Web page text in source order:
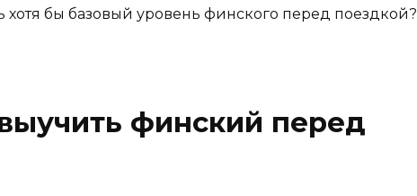
хотя бы базовый уровень финского перед поездкой?
финский перед